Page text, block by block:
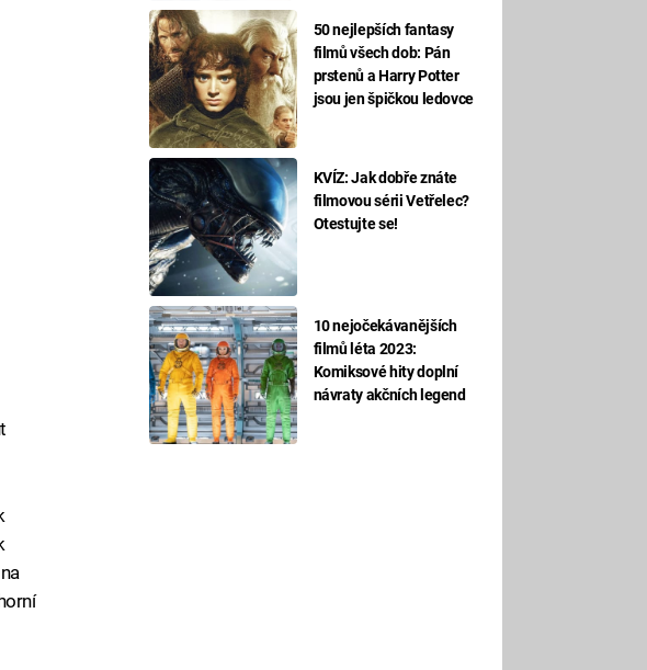
50 nejlepších fantasy
filmů všech dob: Pán
prstenů a Harry Potter
jsou jen špičkou ledovce
KVÍZ: Jak dobře znáte
filmovou sérii Vetřelec?
Otestujte se!
10 nejočekávanějších
filmů léta 2023:
Komiksové hity doplní
návraty akčních legend